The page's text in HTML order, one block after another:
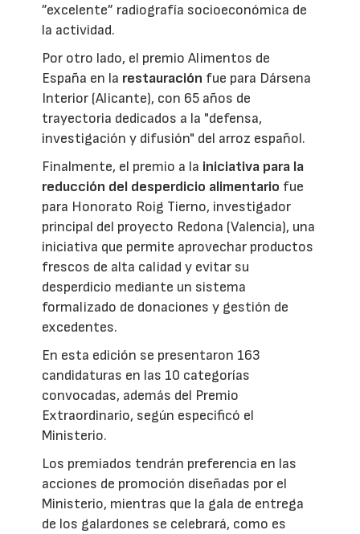
”excelente” radiografía socioeconómica de
la actividad.
Por otro lado, el premio Alimentos de
España en la restauración fue para Dársena
Interior (Alicante), con 65 años de
trayectoria dedicados a la "defensa,
investigación y difusión" del arroz español.
Finalmente, el premio a la iniciativa para la
reducción del desperdicio alimentario fue
para Honorato Roig Tierno, investigador
principal del proyecto Redona (Valencia), una
iniciativa que permite aprovechar productos
frescos de alta calidad y evitar su
desperdicio mediante un sistema
formalizado de donaciones y gestión de
excedentes.
En esta edición se presentaron 163
candidaturas en las 10 categorías
convocadas, además del Premio
Extraordinario, según especificó el
Ministerio.
Los premiados tendrán preferencia en las
acciones de promoción diseñadas por el
Ministerio, mientras que la gala de entrega
de los galardones se celebrará, como es